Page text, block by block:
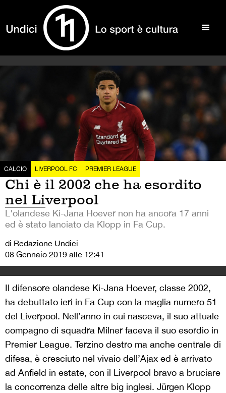
CALCIO LIVERPOOL FC PREMIER LEAGUE
Chi è il 2002 che ha esordito
nel Liverpool
L'olandese Ki-Jana Hoever non ha ancora 17 anni
ed è stato lanciato da Klopp in Fa Cup.
di Redazione Undici
08 Gennaio 2019 alle 12:41
Il difensore olandese Ki-Jana Hoever, classe 2002,
ha debuttato ieri in Fa Cup con la maglia numero 51
del Liverpool. Nell’anno in cui nasceva, il suo attuale
compagno di squadra Milner faceva il suo esordio in
Premier League. Terzino destro ma anche centrale di
difesa, è cresciuto nel vivaio dell’Ajax ed è arrivato
ad Anfield in estate, con il Liverpool bravo a bruciare
la concorrenza delle altre big inglesi. Jürgen Klopp